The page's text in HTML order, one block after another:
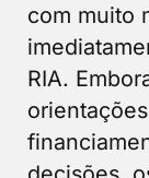
com muito
RIA.